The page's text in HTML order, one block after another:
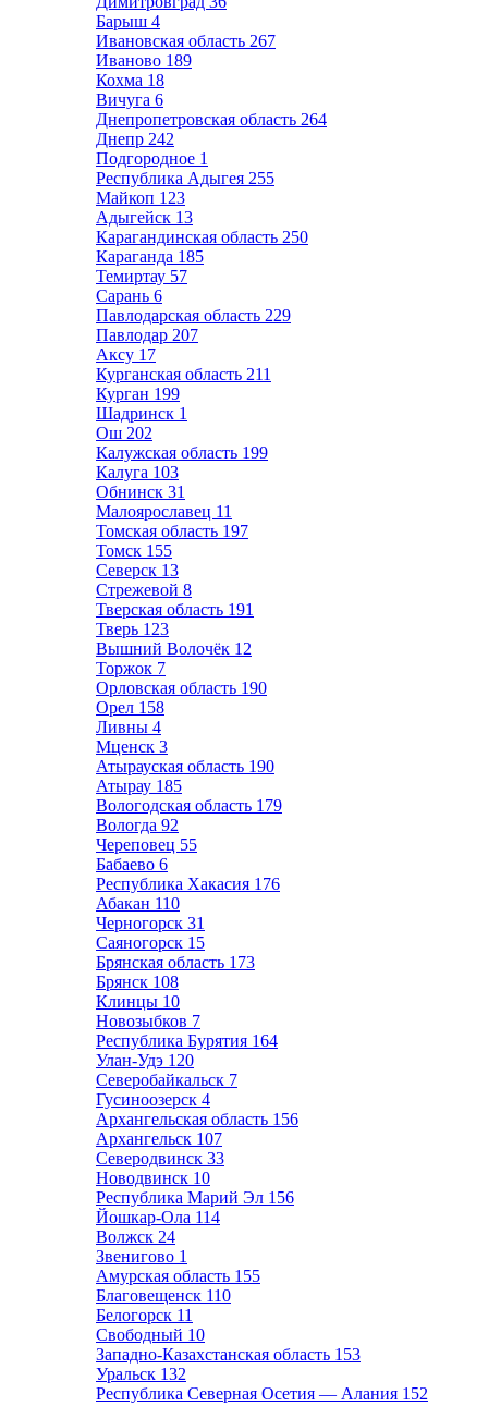
Барыш 4
Ивановская область 267
Иваново 189
Кохма 18
Вичуга 6
Днепропетровская область 264
Днепр 242
Подгородное 1
Республика Адыгея 255
Майкоп 123
Адыгейск 13
Карагандинская область 250
Караганда 185
Темиртау 57
Сарань 6
Павлодарская область 229
Павлодар 207
Аксу 17
Курганская область 211
Курган 199
Шадринск 1
Ош 202
Калужская область 199
Калуга 103
Обнинск 31
Малоярославец 11
Томская область 197
Томск 155
Северск 13
Стрежевой 8
Тверская область 191
Тверь 123
Вышний Волочёк 12
Торжок 7
Орловская область 190
Орел 158
Ливны 4
Мценск 3
Атырауская область 190
Атырау 185
Вологодская область 179
Вологда 92
Череповец 55
Бабаево 6
Республика Хакасия 176
Абакан 110
Черногорск 31
Саяногорск 15
Брянская область 173
Брянск 108
Клинцы 10
Новозыбков 7
Республика Бурятия 164
Улан-Удэ 120
Северобайкальск 7
Гусиноозерск 4
Архангельская область 156
Архангельск 107
Северодвинск 33
Новодвинск 10
Республика Марий Эл 156
Йошкар-Ола 114
Волжск 24
Звенигово 1
Амурская область 155
Благовещенск 110
Белогорск 11
Свободный 10
Западно-Казахстанская область 153
Уральск 132
Республика Северная Осетия — Алания 152